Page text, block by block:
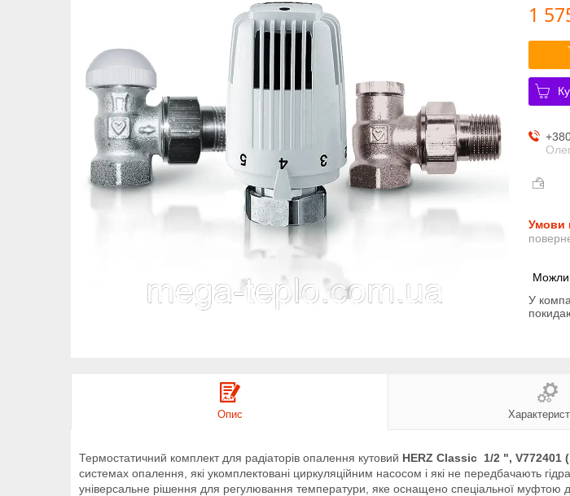
1
У
Опис
Термостатичний комплект для радіаторів опалення кутовий HERZ Classic 1/2 ", V772401
системах опалення, які укомплектовані циркуляційним насосом і які не передбачають
універсальне рішення для регулювання температури, яке оснащено спеціальної муфтою до